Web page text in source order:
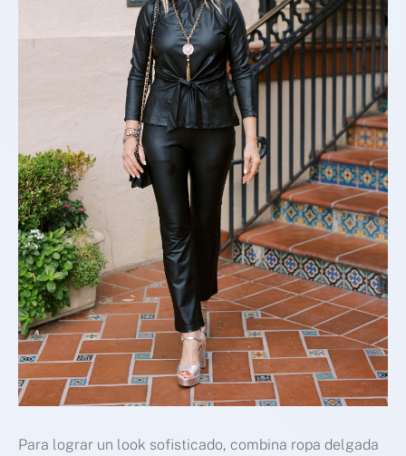
Para lograr un look sofisticado, combina ropa delgada